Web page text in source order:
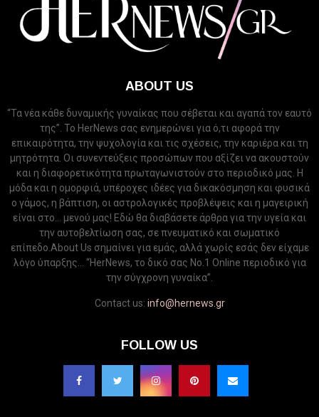
ABOUT US
“Τα νέα κάθε δυναμικής γυναίκας που σέβεται και αγαπά τον εαυτό
της”. Το HerNews σας ενημερώνει για ό,τι αφορά την
επικαιρότητα, την ψυχολογία και τις σχέσεις, την καριέρα και τη
μητρότητα. Οι συνεντεύξεις προσώπων που αξίζει να ακουστούν
και η διαφορετικότητα πρωταγωνιστούν στο περιοδικό μας. Η
μόδα και η ομορφιά, υπέροχες ιδέες για δικακόσμηση και φυσικά
ο γάμος, η βάπτιση, οι αστρολογικές προβλέψεις και η μαγειρική
είναι στο... μενού μας! Εδώ θα διαβάσετε άρθρα για την υγεία και
την αυτοβελτίωση σας, σε πνευματικό και σωματικό
επίπεδο.About Us σημαίνει για εμάς, αλλά χωρίς εσάς δεν είχαμε
λόγο ύπαρξης... “HerNews, το δικό σας Νo.1 Online περιοδικό για
την σύγχρονη γυναίκα”.
Contact us: info@hernews.gr
FOLLOW US